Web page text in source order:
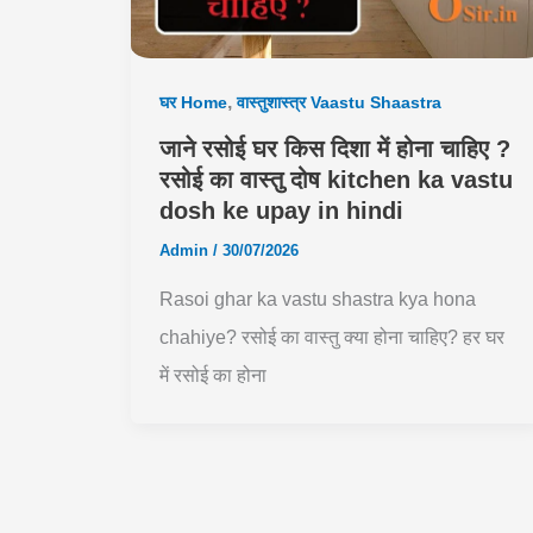
घर Home,वास्तुशास्त्र Vaastu Shaastra
जाने रसोई घर किस दिशा में होना चाहिए ?
रसोई का वास्तु दोष kitchen ka vastu
dosh ke upay in hindi
Admin / 30/07/2026
Rasoi ghar ka vastu shastra kya hona
chahiye? रसोई का वास्तु क्या होना चाहिए? हर घर
में रसोई का होना